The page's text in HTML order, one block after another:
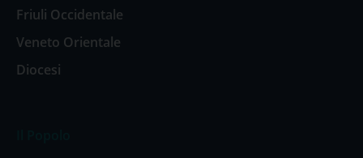
Friuli Occidentale
Veneto Orientale
Diocesi